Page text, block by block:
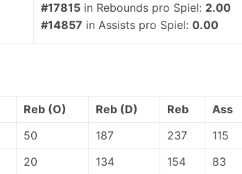
#17815 in Rebounds pro Spiel: 2.00
#14857 in Assists pro Spiel: 0.00
Reb (O) Reb (D) Reb Ass
50 187 237 115
20 134 154 83